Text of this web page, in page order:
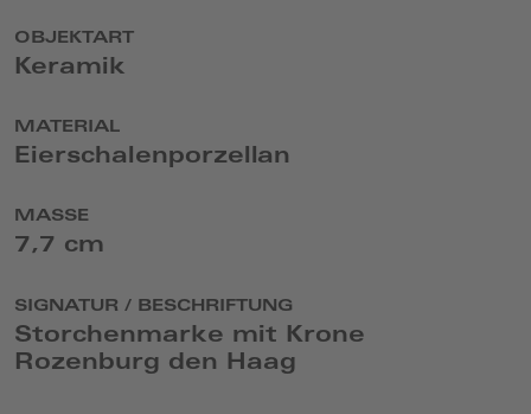
OBJEKTART
Keramik
MATERIAL
Eierschalenporzellan
MASSE
7,7 cm
SIGNATUR / BESCHRIFTUNG
Storchenmarke mit Krone
Rozenburg den Haag